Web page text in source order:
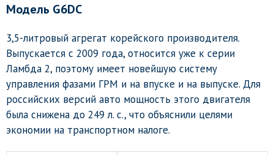
Модель G6DC
3,5-литровый агрегат корейского производителя.
Выпускается с 2009 года, относится уже к серии
Ламбда 2, поэтому имеет новейшую систему
управления фазами ГРМ и на впуске и на выпуске. Для
российских версий авто мощность этого двигателя
была снижена до 249 л. с., что объяснили целями
экономии на транспортном налоге.